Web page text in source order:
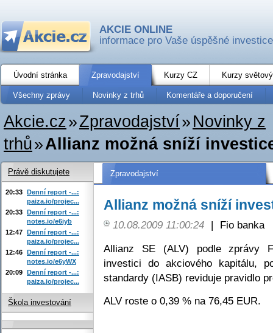
AKCIE ONLINE
informace pro Vaše úspěšné investice
Úvodní stránka Zpravodajství Kurzy CZ Kurzy
Všechny zprávy Novinky z trhů Komentáře a doporučení
Akcie.cz»Zpravodajství» Novinky z
trhů»Allianz možná sníží
Zpravodajství
Allianz možná sníží
10.08.2009 11:00:24 |
Fio banka
Allianz SE (ALV) podle zprávy
investici do akciového kapitálu,
standardy (IASB) reviduje pravidlo
ALV roste o 0,39 % na 76,45 EUR.
Právě diskutujete
20:33 Denní report -...:
paiza.io/projec...
20:33 Denní report -...:
notes.io/e6iyb
12:47 Denní report -...:
paiza.io/projec...
12:46 Denní report -...:
notes.io/e6yWX
20:09 Denní report -...:
paiza.io/projec...
Škola investování